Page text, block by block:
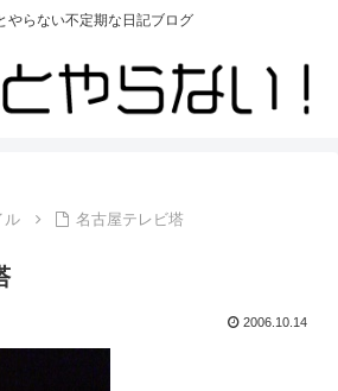
やらない不定期な日記ブログ
ル 名古屋テレビ塔
2006.10.14